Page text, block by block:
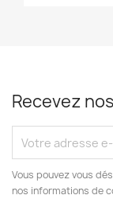
Recevez
Vous pouvez vous
nos informations de